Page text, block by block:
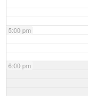
5:00 pm
6:00 pm